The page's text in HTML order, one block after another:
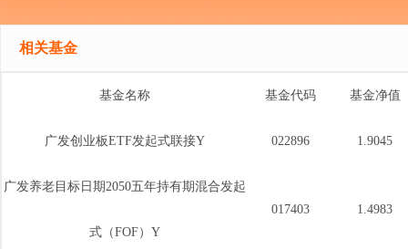
相关基金
基金名称 基金代码 基金净值
广发创业板ETF发起式联接Y 022896 1.9045
广发养老目标日期2050五年持有期混合发起
式（FOF）Y
017403 1.4983